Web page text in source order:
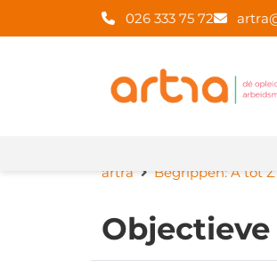
026 333 75 72
artra
Begrippen: A tot Z